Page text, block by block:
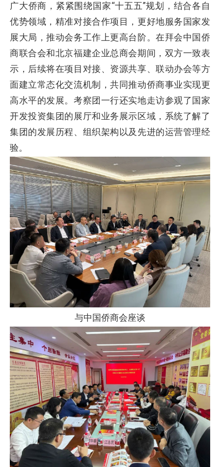
广大侨商，紧紧围绕国家“十五五”规划，结合各自
优势领域，精准对接合作项目，更好地服务国家发
展大局，推动会务工作上更高台阶。在拜会中国侨
商联合会和北京福建企业总商会期间，双方一致表
示，后续将在项目对接、资源共享、联动办会等方
面建立常态化交流机制，共同推动侨商事业实现更
高水平的发展。考察团一行还实地走访参观了国家
开发投资集团的展厅和业务展示区域，系统了解了
集团的发展历程、组织架构以及先进的运营管理经
验。
与中国侨商会座谈